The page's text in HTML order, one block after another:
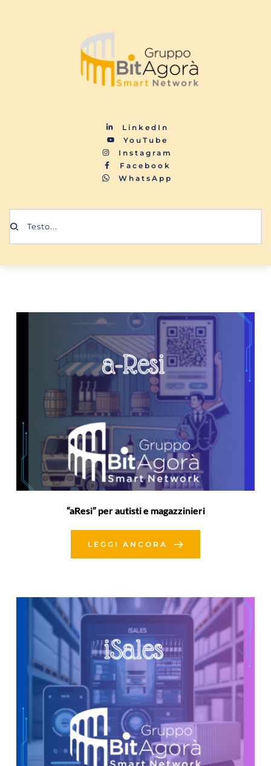
LinkedIn
YouTube
Instagram
Facebook
WhatsApp
Testo...
“aResi” per autisti e magazzinieri
LEGGI ANCORA